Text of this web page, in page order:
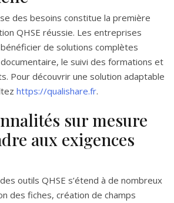
des besoins constitue la première
QHSE réussie. Les entreprises
de solutions complètes
le suivi des formations et
Pour découvrir une solution adaptable
https://qualishare.fr.
sur mesure
aux exigences
outils QHSE s’étend à de nombreux
des fiches, création de champs